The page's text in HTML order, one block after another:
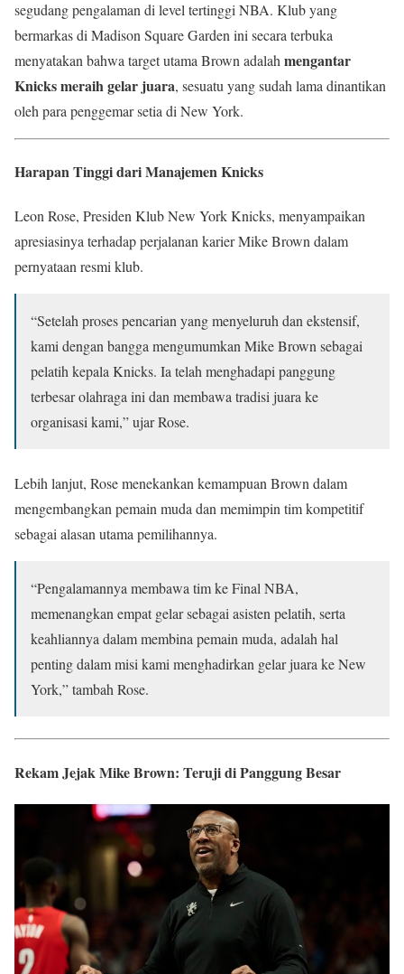
segudang pengalaman di level tertinggi NBA. Klub yang
bermarkas di Madison Square Garden ini secara terbuka
menyatakan bahwa target utama Brown adalah mengantar
Knicks meraih gelar juara, sesuatu yang sudah lama dinantikan
oleh para penggemar setia di New York.
Harapan Tinggi dari Manajemen Knicks
Leon Rose, Presiden Klub New York Knicks, menyampaikan
apresiasinya terhadap perjalanan karier Mike Brown dalam
pernyataan resmi klub.
“Setelah proses pencarian yang menyeluruh dan ekstensif,
kami dengan bangga mengumumkan Mike Brown sebagai
pelatih kepala Knicks. Ia telah menghadapi panggung
terbesar olahraga ini dan membawa tradisi juara ke
organisasi kami,” ujar Rose.
Lebih lanjut, Rose menekankan kemampuan Brown dalam
mengembangkan pemain muda dan memimpin tim kompetitif
sebagai alasan utama pemilihannya.
“Pengalamannya membawa tim ke Final NBA,
memenangkan empat gelar sebagai asisten pelatih, serta
keahliannya dalam membina pemain muda, adalah hal
penting dalam misi kami menghadirkan gelar juara ke New
York,” tambah Rose.
Rekam Jejak Mike Brown: Teruji di Panggung Besar